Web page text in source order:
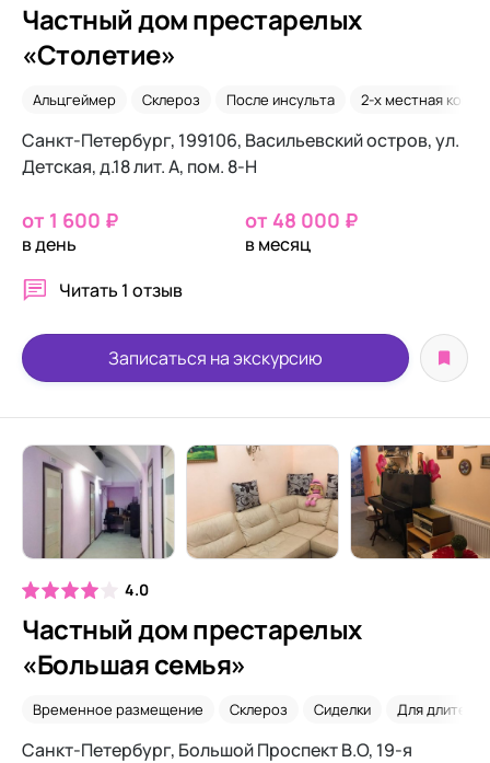
Частный дом престарелых
«Столетие»
Альцгеймер Склероз После инсульта 2-х местная
Санкт-Петербург, 199106, Васильевский остров, ул.
Детская, д.18 лит. А, пом. 8-Н
от 1 600 ₽
в день
от 48 000 ₽
в месяц
Читать 1 отзыв
Записаться на экскурсию
4.0
Частный дом престарелых
«Большая семья»
Временное размещение Склероз Сиделки Для
Санкт-Петербург, Большой Проспект В.О, 19-я